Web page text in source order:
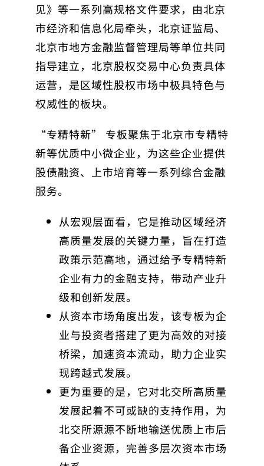
见》等一系列高规格文件要求，由北京
市经济和信息化局牵头，北京证监局、
北京市地方金融监督管理局等单位共同
指导建立，北京股权交易中心负责具体
运营，是区域性股权市场中极具特色与
权威性的板块。
“专精特新” 专板聚焦于北京市专精特
新等优质中小微企业，为这些企业提供
股债融资、上市培育等一系列综合金融
服务。
从宏观层面看，它是推动区域经济
高质量发展的关键力量，旨在打造
政策示范高地，通过给予专精特新
企业有力的金融支持，带动产业升
级和创新发展。
从资本市场角度出发，该专板为企
业与投资者搭建了更为高效的对接
桥梁，加速资本流动，助力企业实
现跨越式发展。
更为重要的是，它对北交所高质量
发展起着不可或缺的支持作用，为
北交所源源不断地输送优质上市后
备企业资源，完善多层次资本市场